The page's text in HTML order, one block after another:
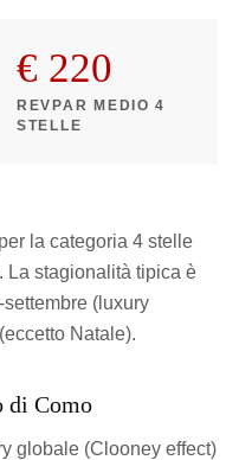
€ 220
REVPAR MEDIO 4
STELLE
la categoria 4 stelle
La stagionalità tipica è
(luxury
Natale).
di Como
globale (Clooney effect)